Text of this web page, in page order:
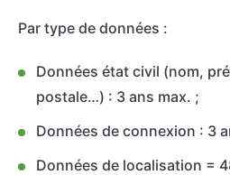
Par type de données :
Données état civil (nom,
postale…) : 3 ans max. ;
Données de connexion : 3
Données de localisation =